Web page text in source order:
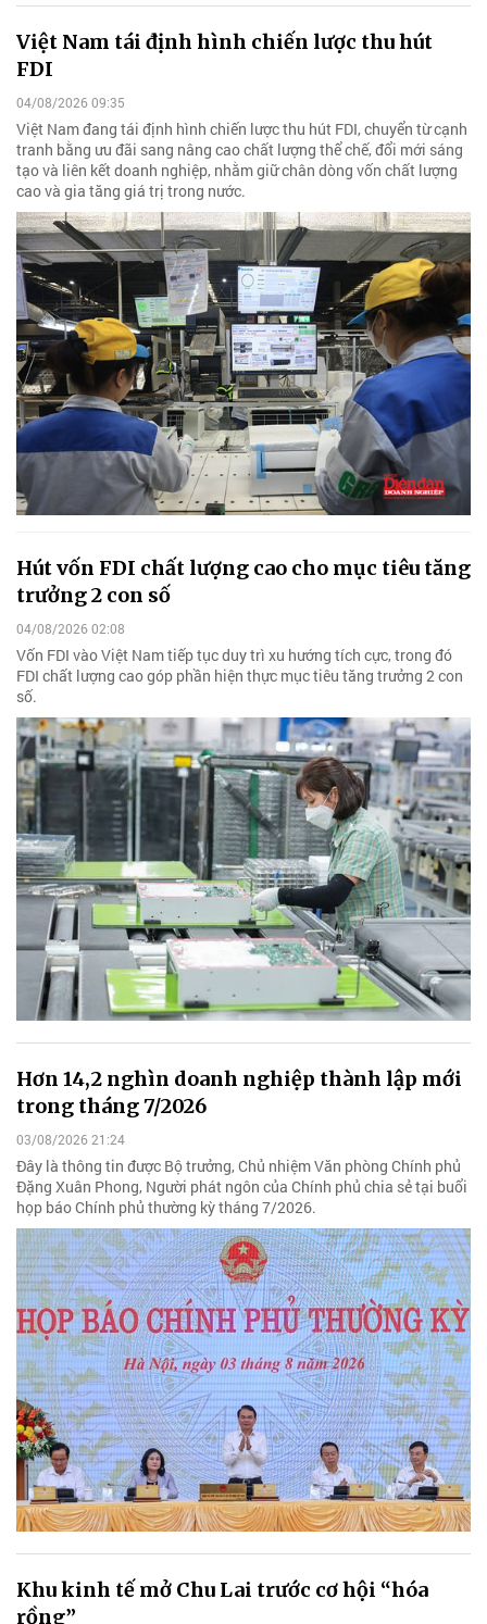
Việt Nam tái định hình chiến lược thu hút
FDI
04/08/2026 09:35
Việt Nam đang tái định hình chiến lược thu hút FDI, chuyển từ cạnh
tranh bằng ưu đãi sang nâng cao chất lượng thể chế, đổi mới sáng
tạo và liên kết doanh nghiệp, nhằm giữ chân dòng vốn chất lượng
cao và gia tăng giá trị trong nước.
Hút vốn FDI chất lượng cao cho mục tiêu tăng
trưởng 2 con số
04/08/2026 02:08
Vốn FDI vào Việt Nam tiếp tục duy trì xu hướng tích cực, trong đó
FDI chất lượng cao góp phần hiện thực mục tiêu tăng trưởng 2 con
số.
Hơn 14,2 nghìn doanh nghiệp thành lập mới
trong tháng 7/2026
03/08/2026 21:24
Đây là thông tin được Bộ trưởng, Chủ nhiệm Văn phòng Chính phủ
Đặng Xuân Phong, Người phát ngôn của Chính phủ chia sẻ tại buổi
họp báo Chính phủ thường kỳ tháng 7/2026.
Khu kinh tế mở Chu Lai trước cơ hội “hóa
rồng”